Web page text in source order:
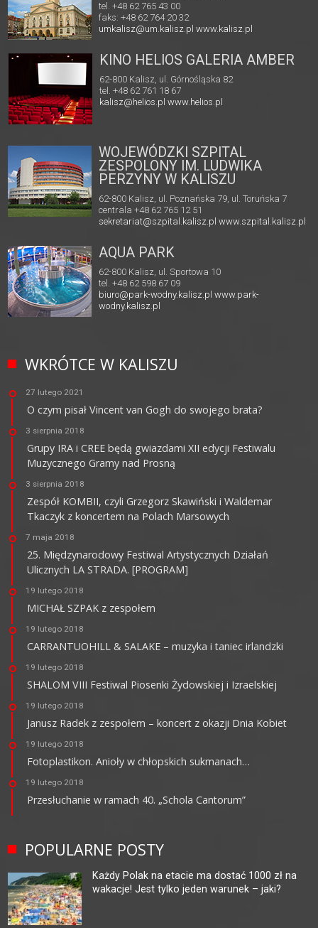
tel. +48 62 765 43 00
faks: +48 62 764 20 32
umkalisz@um.kalisz.plwww.kalisz.pl
KINO HELIOS GALERIA AMBER
62-800 Kalisz, ul. Górnośląska 82
tel. +48 62 761 18 67
kalisz@helios.pl www.helios.pl
WOJEWÓDZKI SZPITAL
ZESPOLONY IM. LUDWIKA
PERZYNY W KALISZU
62-800 Kalisz, ul. Poznańska 79, ul. Toruńska 7
centrala +48 62 765 12 51
sekretariat@szpital.kalisz.pl www.szpital.kalisz.pl
AQUA PARK
62-800 Kalisz, ul. Sportowa 10
tel. +48 62 598 67 09
biuro@park-wodny.kalisz.pl www.park-
wodny.kalisz.pl
WKRÓTCE W KALISZU
27 lutego 2021
O czym pisał Vincent van Gogh do swojego brata?
3 sierpnia 2018
Grupy IRA i CREE będą gwiazdami XII edycji Festiwalu
Muzycznego Gramy nad Prosną
3 sierpnia 2018
Zespół KOMBII, czyli Grzegorz Skawiński i Waldemar
Tkaczyk z koncertem na Polach Marsowych
7 maja 2018
25. Międzynarodowy Festiwal Artystycznych Działań
Ulicznych LA STRADA. [PROGRAM]
19 lutego 2018
MICHAŁ SZPAK z zespołem
19 lutego 2018
CARRANTUOHILL & SALAKE – muzyka i taniec irlandzki
19 lutego 2018
SHALOM VIII Festiwal Piosenki Żydowskiej i Izraelskiej
19 lutego 2018
Janusz Radek z zespołem – koncert z okazji Dnia Kobiet
19 lutego 2018
Fotoplastikon. Anioły w chłopskich sukmanach…
19 lutego 2018
Przesłuchanie w ramach 40. „Schola Cantorum”
POPULARNE POSTY
Każdy Polak na etacie ma dostać 1000 zł na
wakacje! Jest tylko jeden warunek – jaki?